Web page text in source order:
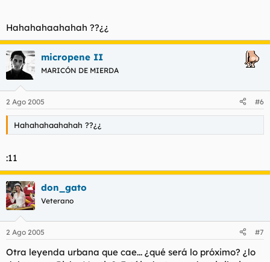
Hahahahaahahah ??¿¿
micropene II
MARICÓN DE MIERDA
2 Ago 2005 #6
Hahahahaahahah ??¿¿
:11
don_gato
Veterano
2 Ago 2005 #7
Otra leyenda urbana que cae... ¿qué será lo próximo? ¿lo